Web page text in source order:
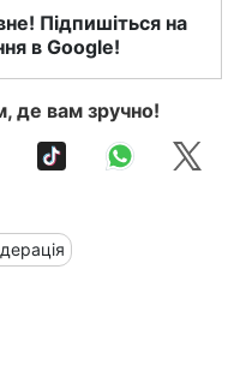
Підпишіться на
в Google!
де вам зручно!